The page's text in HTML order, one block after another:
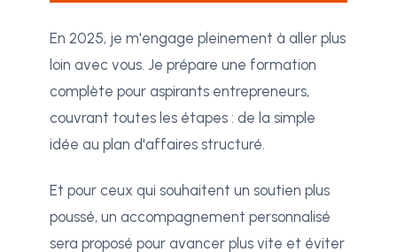
En 2025, je m'engage pleinement à aller plus
loin avec vous. Je prépare une formation
complète pour aspirants entrepreneurs,
couvrant toutes les étapes : de la simple
idée au plan d'affaires structuré.
Et pour ceux qui souhaitent un soutien plus
poussé, un accompagnement personnalisé
sera proposé pour avancer plus vite et éviter